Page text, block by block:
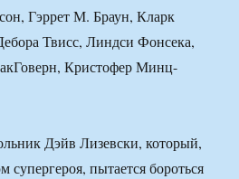
Гэррет М. Браун, Кларк
Твисс, Линдси Фонсека,
Кристофер Минц-
Дэйв Лизевски, который,
пытается бороться